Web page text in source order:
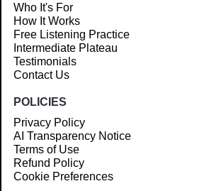
Who It's For
How It Works
Free Listening Practice
Intermediate Plateau
Testimonials
Contact Us
POLICIES
Privacy Policy
AI Transparency Notice
Terms of Use
Refund Policy
Cookie Preferences